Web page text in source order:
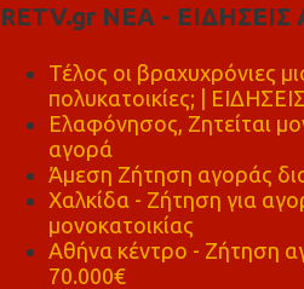
RETV.gr ΝΕΑ -
Τέλος οι βραχυχρόνιες
πολυκατοικίες; |
Ελαφόνησος, Ζητείται
αγορά
Άμεση Ζήτηση αγοράς
Χαλκίδα - Ζήτηση για
μονοκατοικίας
Αθήνα κέντρο - Ζήτηση
70.000€